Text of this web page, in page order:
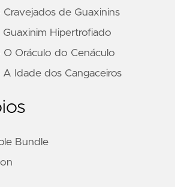
Cravejados de Guaxinins
Guaxinim Hipertrofiado
O Oráculo do Cenáculo
A Idade dos Cangaceiros
Bundle